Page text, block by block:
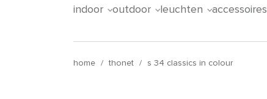
indoor outdoor leuchten accessoires
home / thonet / s 34 classics in colour